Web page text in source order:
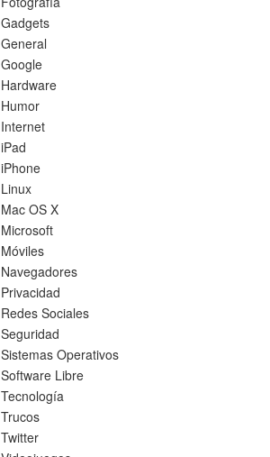
Gadgets
General
Google
Hardware
Humor
Internet
iPad
iPhone
Linux
Mac OS X
Microsoft
Móviles
Navegadores
Privacidad
Redes Sociales
Seguridad
Sistemas Operativos
Software Libre
Tecnología
Trucos
Twitter